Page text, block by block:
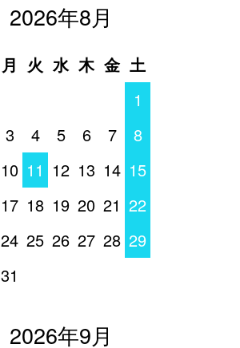
2026年8月
月 火 水 木 金 土
1
3 4 5 6 7
8
10 11 12 13 14 15
17 18 19 20 21 22
24 25 26 27 28 29
31
2026年9月